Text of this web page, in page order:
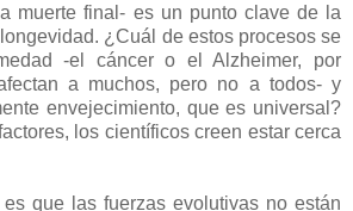
muerte final- es un punto clave de la
¿Cuál de estos procesos se
-el cáncer o el Alzheimer, por
a muchos, pero no a todos- y
envejecimiento, que es universal?
los científicos creen estar cerca
que las fuerzas evolutivas no están